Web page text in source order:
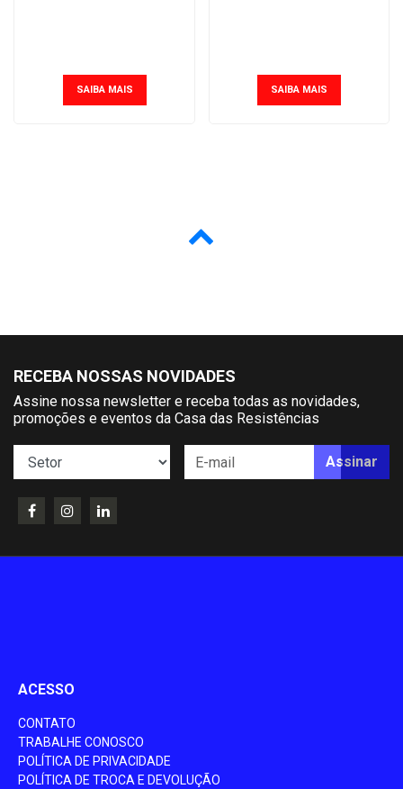
SAIBA MAIS SAIBA MAIS
RECEBA NOSSAS NOVIDADES
Assine nossa newsletter e receba todas as novidades,
promoções e eventos da Casa das Resistências
Assinar
ACESSO
CONTATO
TRABALHE CONOSCO
POLÍTICA DE PRIVACIDADE
POLÍTICA DE TROCA E DEVOLUÇÃO